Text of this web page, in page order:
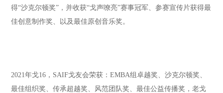
得“沙克尔顿奖”，并收获“戈声嘹亮”赛事冠军、参赛宣传片获得最
佳创意制作奖、以及最佳原创音乐奖。
2021年戈16，SAIF戈友会荣获：EMBA组卓越奖、沙克尔顿奖、
最佳组织奖、传承超越奖、风范团队奖、最佳公益传播奖，老戈